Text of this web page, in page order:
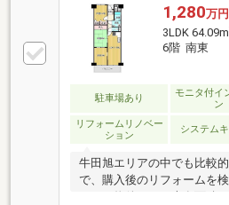
1,280万円
3LDK 64.09m
6階 南東
駐車場あり
モニタ付イ
ン
リフォームリノベー
ション
システム
牛田旭エリアの中でも比較
で、購入後のリフォームを
すめの物件です。専有面積